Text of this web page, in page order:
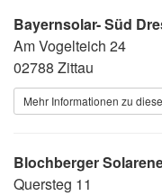
Bayernsolar- Süd
Am Vogelteich 24
02788 Zittau
Mehr Informationen zu
Blochberger
Quersteg 11